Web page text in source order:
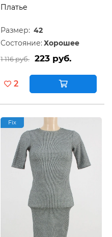
Платье
Размер: 42
Состояние: Хорошее
1 116 руб. 223 руб.
2
Fix